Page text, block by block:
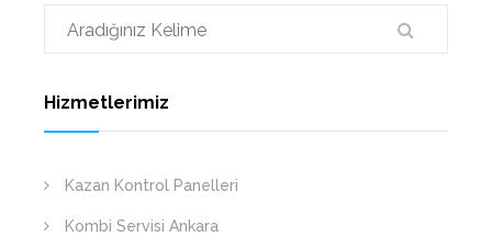
Hizmetlerimiz
Kazan Kontrol Panelleri
Kombi Servisi Ankara